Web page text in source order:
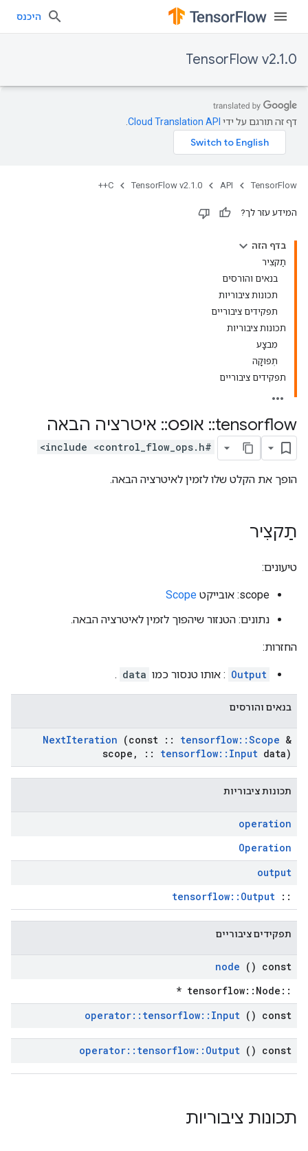
היכנס
TensorFlow v2.1.0
דף זה תורגם על ידי Cloud Translation API
TensorFlow
API
TensorFlow v2.1.0
C++
המידע עזר לך?
בדף הזה
תַקצִיר
בנאים והורסים
תכונות ציבוריות
תפקידים ציבוריים
תכונות ציבוריות
מִבצָע
תְפוּקָה
תפקידים ציבוריים
tensorflow
:: אופס:: איטרציה הבאה
#include <control_flow_ops.h>
הופך את הקלט שלו לזמין לאיטרציה הבאה.
תַקצִיר
טיעונים:
scope: אובייקט
Scope
נתונים: הטנזור שיהפוך לזמין לאיטרציה הבאה.
החזרות:
Output : אותו טנסור כמו data
.
בנאים והורסים
NextIteration (const :: tensorflow::Scope &
scope , :: tensorflow:: Input data)
תכונות ציבוריות
operation
Operation
output
::
tensorflow::Output
תפקידים ציבוריים
node () const
::tensorflow::Node *
operator:: tensorflow:: Input () const
operator:: tensorflow:: Output () const
תכונות ציבוריות